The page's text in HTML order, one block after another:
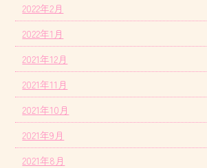
2022年2月
2022年1月
2021年12月
2021年11月
2021年10月
2021年9月
2021年8月